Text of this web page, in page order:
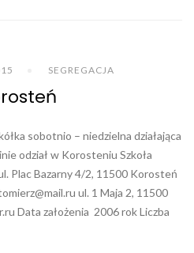
SEGREGACJA
sobotnio – niedzielna działająca
odział w Korosteniu Szkoła
Plac Bazarny 4/2, 11500 Korosteń
ul. 1 Maja 2, 11500
Data założenia 2006 rok Liczba